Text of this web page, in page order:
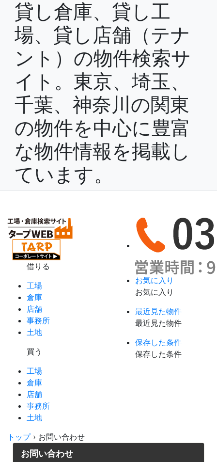
貸し倉庫、貸し工
場、貸し店舗（テナ
ント）の物件検索サ
イト。東京、埼玉、
千葉、神奈川の関東
の物件を中心に豊富
な物件情報を掲載し
ています。
借りる
工場
倉庫
店舗
事務所
土地
買う
工場
倉庫
店舗
事務所
土地
お気に入り
お気に入り
最近見た物件
最近見た物件
保存した条件
保存した条件
トップ› お問い合わせ
お問い合わせ